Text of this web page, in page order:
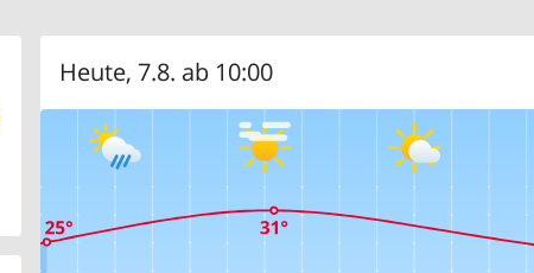
Heute, 7.8. ab 10:00